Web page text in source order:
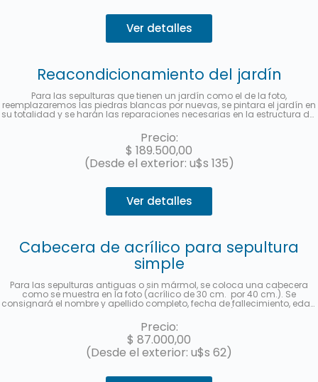
Ver detalles
Reacondicionamiento del jardín
Para las sepulturas que tienen un jardín como el de la foto,
reemplazaremos las piedras blancas por nuevas, se pintara el jardín en
su totalidad y se harán las reparaciones necesarias en la estructura del
nombre y los datos del fallecido.Hasta 3 cuotas sin interés con
MercadoPago.
Precio:
$ 189.500,00
(Desde el exterior: u$s 135)
Ver detalles
Cabecera de acrílico para sepultura
simple
Para las sepulturas antiguas o sin mármol, se coloca una cabecera
como se muestra en la foto (acrílico de 30 cm. por 40 cm.). Se
consignará el nombre y apellido completo, fecha de fallecimiento, edad
sepultura). Se enviará una foto una vez finalizado el trabajo. Hasta 3
cuotas sin interés con MercadoPago.
Precio:
$ 87.000,00
(Desde el exterior: u$s 62)